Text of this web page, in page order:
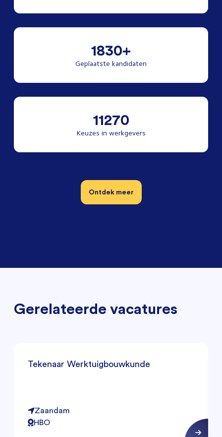
1830+
Geplaatste kandidaten
11270
Keuzes in werkgevers
Ontdek meer
Gerelateerde vacatures
Tekenaar Werktuigbouwkunde
Zaandam
HBO